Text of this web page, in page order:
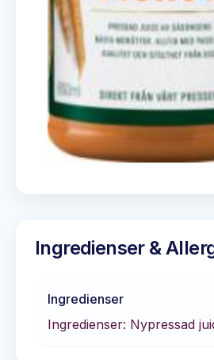
Ingredienser &
Ingredienser
Ingredienser: Nypressad